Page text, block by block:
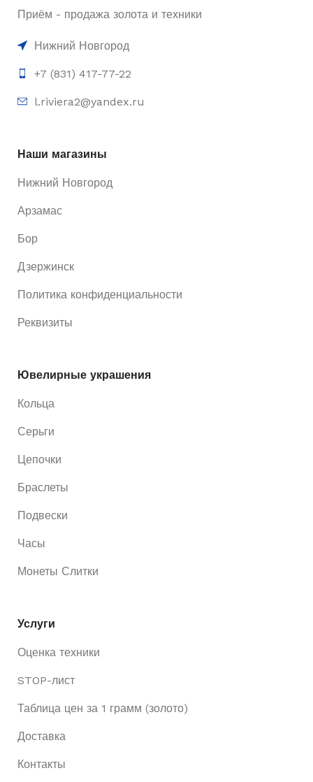
Приём - продажа золота и техники
Нижний Новгород
+7 (831) 417-77-22
l.riviera2@yandex.ru
Наши магазины
Нижний Новгород
Арзамас
Бор
Дзержинск
Политика конфиденциальности
Реквизиты
Ювелирные украшения
Кольца
Серьги
Цепочки
Браслеты
Подвески
Часы
Монеты Слитки
Услуги
Оценка техники
STOP-лист
Таблица цен за 1 грамм (золото)
Доставка
Контакты